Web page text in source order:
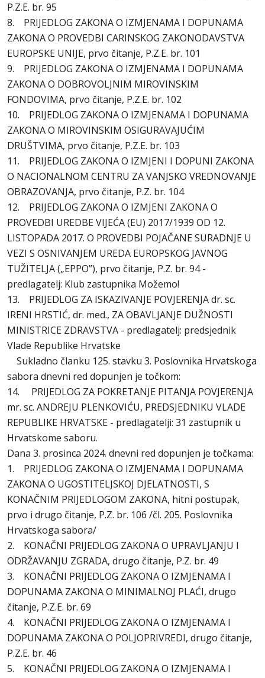
P.Z.E. br. 95
8. PRIJEDLOG ZAKONA O IZMJENAMA I DOPUNAMA
ZAKONA O PROVEDBI CARINSKOG ZAKONODAVSTVA
EUROPSKE UNIJE, prvo čitanje, P.Z.E. br. 101
9. PRIJEDLOG ZAKONA O IZMJENAMA I DOPUNAMA
ZAKONA O DOBROVOLJNIM MIROVINSKIM
FONDOVIMA, prvo čitanje, P.Z.E. br. 102
10. PRIJEDLOG ZAKONA O IZMJENAMA I DOPUNAMA
ZAKONA O MIROVINSKIM OSIGURAVAJUĆIM
DRUŠTVIMA, prvo čitanje, P.Z.E. br. 103
11. PRIJEDLOG ZAKONA O IZMJENI I DOPUNI ZAKONA
O NACIONALNOM CENTRU ZA VANJSKO VREDNOVANJE
OBRAZOVANJA, prvo čitanje, P.Z. br. 104
12. PRIJEDLOG ZAKONA O IZMJENI ZAKONA O
PROVEDBI UREDBE VIJEĆA (EU) 2017/1939 OD 12.
LISTOPADA 2017. O PROVEDBI POJAČANE SURADNJE U
VEZI S OSNIVANJEM UREDA EUROPSKOG JAVNOG
TUŽITELJA („EPPO”), prvo čitanje, P.Z. br. 94 -
predlagatelj: Klub zastupnika Možemo!
13. PRIJEDLOG ZA ISKAZIVANJE POVJERENJA dr. sc.
IRENI HRSTIĆ, dr. med., ZA OBAVLJANJE DUŽNOSTI
MINISTRICE ZDRAVSTVA - predlagatelj: predsjednik
Vlade Republike Hrvatske
Sukladno članku 125. stavku 3. Poslovnika Hrvatskoga
sabora dnevni red dopunjen je točkom:
14. PRIJEDLOG ZA POKRETANJE PITANJA POVJERENJA
mr. sc. ANDREJU PLENKOVIĆU, PREDSJEDNIKU VLADE
REPUBLIKE HRVATSKE - predlagatelji: 31 zastupnik u
Hrvatskome saboru.
Dana 3. prosinca 2024. dnevni red dopunjen je točkama:
1. PRIJEDLOG ZAKONA O IZMJENAMA I DOPUNAMA
ZAKONA O UGOSTITELJSKOJ DJELATNOSTI, S
KONAČNIM PRIJEDLOGOM ZAKONA, hitni postupak,
prvo i drugo čitanje, P.Z. br. 106 /čl. 205. Poslovnika
Hrvatskoga sabora/
2. KONAČNI PRIJEDLOG ZAKONA O UPRAVLJANJU I
ODRŽAVANJU ZGRADA, drugo čitanje, P.Z. br. 49
3. KONAČNI PRIJEDLOG ZAKONA O IZMJENAMA I
DOPUNAMA ZAKONA O MINIMALNOJ PLAĆI, drugo
čitanje, P.Z.E. br. 69
4. KONAČNI PRIJEDLOG ZAKONA O IZMJENAMA I
DOPUNAMA ZAKONA O POLJOPRIVREDI, drugo čitanje,
P.Z.E. br. 46
5. KONAČNI PRIJEDLOG ZAKONA O IZMJENAMA I